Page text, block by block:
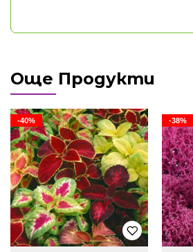
Още Продукти
-40% -38%